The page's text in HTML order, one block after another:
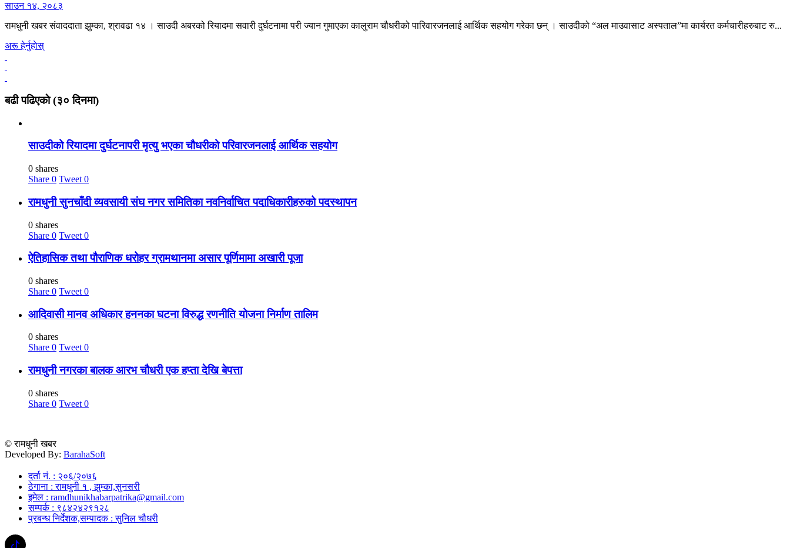
साउन १४, २०८३
रामधुनी खबर संवाददाता झुम्का, श्रावढा १४ । साउदी अबरको रियादमा सवारी दुर्घटनामा परी ज्यान गुमाएका कालुराम चौधरीको पारिवारजनलाई आर्थिक सहयोग गरेका छन् । साउदीको “अल माउवासाट अस्पताल”मा कार्यरत कर्मचारीहरुबाट रु...
अरू हेर्नुहाेस्
बढी पढिएकाे (३० दिनमा)
साउदीको रियादमा दुर्घटनापरी मृत्यु भएका चौधरीको परिवारजनलाई आर्थिक सहयोग
0 shares
Share 0 Tweet 0
रामधुनी सुनचाँदी व्यवसायी संघ नगर समितिका नवनिर्वाचित पदाधिकारीहरुको पदस्थापन
0 shares
Share 0 Tweet 0
ऐतिहासिक तथा पौराणिक धरोहर ग्रामथानमा असार पूर्णिमामा अखारी पूजा
0 shares
Share 0 Tweet 0
आदिवासी मानव अधिकार हननका घटना विरुद्ध रणनीति योजना निर्माण तालिम
0 shares
Share 0 Tweet 0
रामधुनी नगरका बालक आरभ चौधरी एक हप्ता देखि बेपत्ता
0 shares
Share 0 Tweet 0
© रामधुनी खबर
Developed By: BarahaSoft
दर्ता नं. : २०६/२०७६
ठेगाना : रामधुनी १ , झुम्का,सुनसरी
इमेल : ramdhunikhabarpatrika@gmail.com
सम्पर्क : ९८४२४२९१२८
प्रबन्ध निर्देशक,सम्पादक : सुनिल चौधरी